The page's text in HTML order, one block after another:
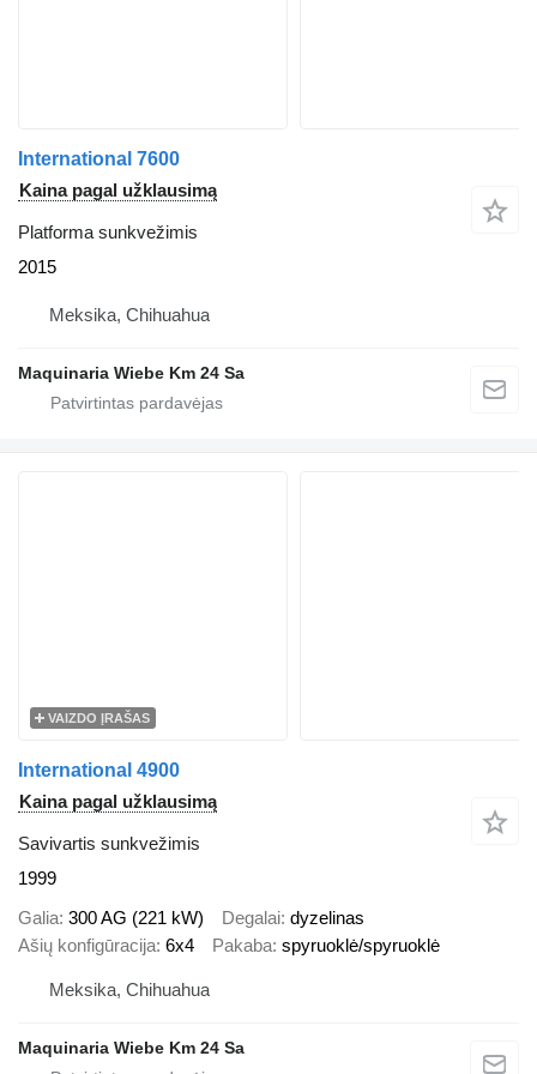
International 7600
Kaina pagal užklausimą
Platforma sunkvežimis
2015
Meksika, Chihuahua
Maquinaria Wiebe Km 24 Sa
VAIZDO ĮRAŠAS
International 4900
Kaina pagal užklausimą
Savivartis sunkvežimis
1999
Galia 300 AG (221 kW) Degalai dyzelinas
Ašių konfigūracija 6x4 Pakaba spyruoklė/spyruoklė
Meksika, Chihuahua
Maquinaria Wiebe Km 24 Sa